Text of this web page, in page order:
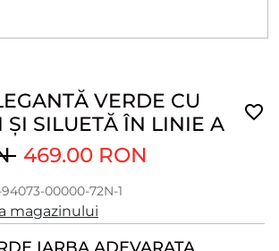
VERDE CU
ȘI SILUETĂ ÎN LINIE A
469.00 RON
00000-72N-1
magazinului